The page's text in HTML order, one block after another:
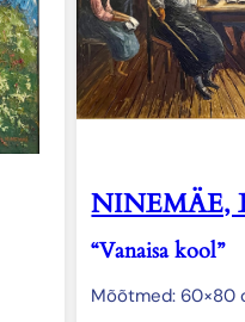
NINEMÄE,
“Vanaisa kool”
Mõõtmed: 60×80